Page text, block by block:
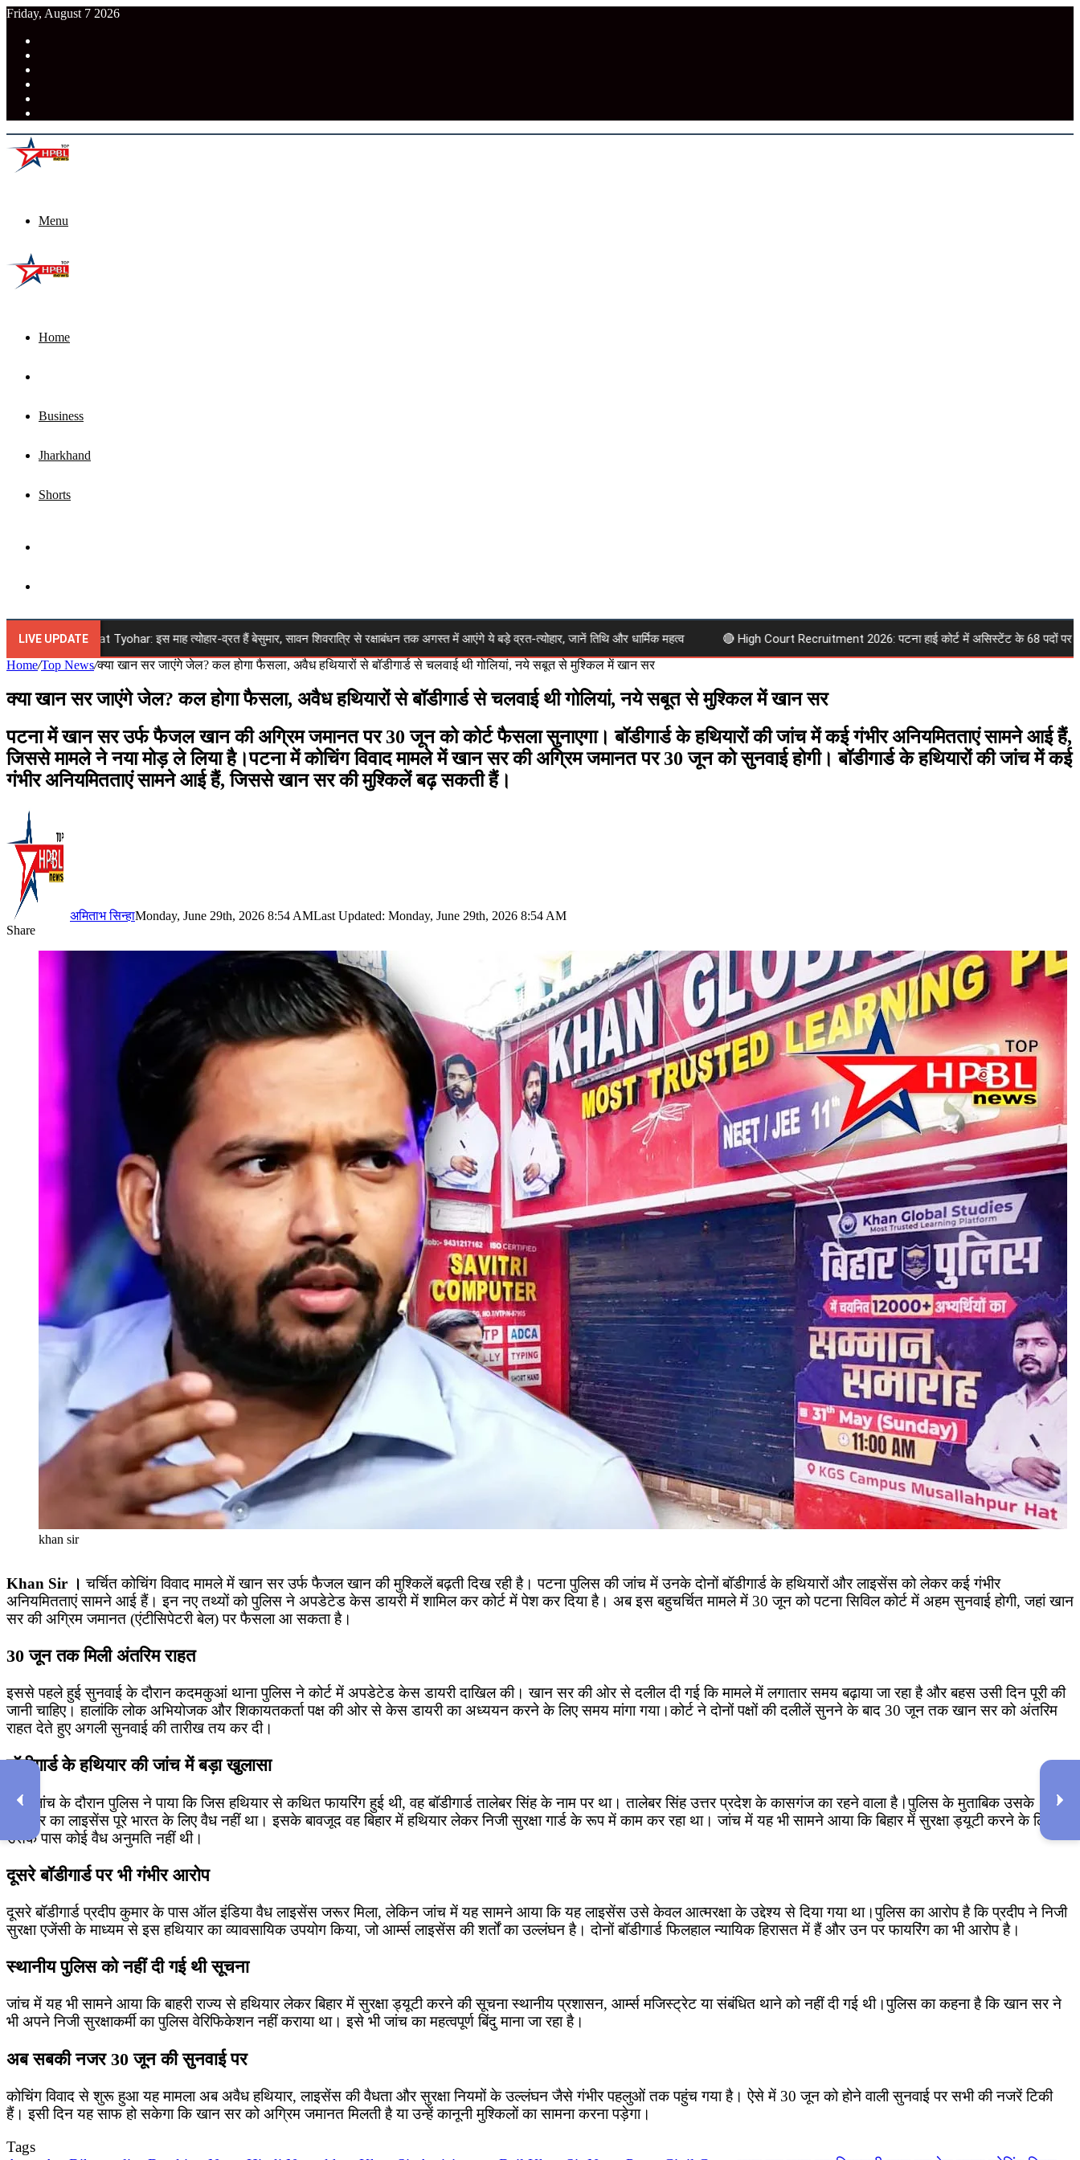
Friday, August 7 2026
Menu
Home
Business
Jharkhand
Shorts
for
LIVE UPDATE
2026 Vrat Tyohar: इस माह त्योहार-व्रत हैं बेसुमार, सावन शिवरात्रि से रक्षाबंधन तक अगस्त में आएंगे ये बड़े व्रत-त्योहार, जानें तिथि और धार्मिक महत्व 🔴 High Court Recruitment 2026: पटना हाई कोर्ट में असिस्टेंट के 68 पदों पर निकली
Home/Top News/क्या खान सर जाएंगे जेल? कल होगा फैसला, अवैध हथियारों से बॉडीगार्ड से चलवाई थी गोलियां, नये सबूत से मुश्किल में खान सर
क्या खान सर जाएंगे जेल? कल होगा फैसला, अवैध हथियारों से बॉडीगार्ड से चलवाई थी गोलियां, नये सबूत से मुश्किल में खान सर
पटना में खान सर उर्फ फैजल खान की अग्रिम जमानत पर 30 जून को कोर्ट फैसला सुनाएगा। बॉडीगार्ड के हथियारों की जांच में कई गंभीर अनियमितताएं सामने आई हैं,
जिससे मामले ने नया मोड़ ले लिया है।पटना में कोचिंग विवाद मामले में खान सर की अग्रिम जमानत पर 30 जून को सुनवाई होगी। बॉडीगार्ड के हथियारों की जांच में कई
गंभीर अनियमितताएं सामने आई हैं, जिससे खान सर की मुश्किलें बढ़ सकती हैं।
अमिताभ सिन्हाMonday, June 29th, 2026 8:54 AMLast Updated: Monday, June 29th, 2026 8:54 AM
Share
khan sir
Khan Sir । चर्चित कोचिंग विवाद मामले में खान सर उर्फ फैजल खान की मुश्किलें बढ़ती दिख रही है। पटना पुलिस की जांच में उनके दोनों बॉडीगार्ड के हथियारों और लाइसेंस को लेकर कई गंभीर
अनियमितताएं सामने आई हैं। इन नए तथ्यों को पुलिस ने अपडेटेड केस डायरी में शामिल कर कोर्ट में पेश कर दिया है। अब इस बहुचर्चित मामले में 30 जून को पटना सिविल कोर्ट में अहम सुनवाई होगी, जहां खान
सर की अग्रिम जमानत (एंटीसिपेटरी बेल) पर फैसला आ सकता है।
30 जून तक मिली अंतरिम राहत
इससे पहले हुई सुनवाई के दौरान कदमकुआं थाना पुलिस ने कोर्ट में अपडेटेड केस डायरी दाखिल की। खान सर की ओर से दलील दी गई कि मामले में लगातार समय बढ़ाया जा रहा है और बहस उसी दिन पूरी की
जानी चाहिए। हालांकि लोक अभियोजक और शिकायतकर्ता पक्ष की ओर से केस डायरी का अध्ययन करने के लिए समय मांगा गया।कोर्ट ने दोनों पक्षों की दलीलें सुनने के बाद 30 जून तक खान सर को अंतरिम
राहत देते हुए अगली सुनवाई की तारीख तय कर दी।
बॉडीगार्ड के हथियार की जांच में बड़ा खुलासा
वहीं, जांच के दौरान पुलिस ने पाया कि जिस हथियार से कथित फायरिंग हुई थी, वह बॉडीगार्ड तालेबर सिंह के नाम पर था। तालेबर सिंह उत्तर प्रदेश के कासगंज का रहने वाला है।पुलिस के मुताबिक उसके
हथियार का लाइसेंस पूरे भारत के लिए वैध नहीं था। इसके बावजूद वह बिहार में हथियार लेकर निजी सुरक्षा गार्ड के रूप में काम कर रहा था। जांच में यह भी सामने आया कि बिहार में सुरक्षा ड्यूटी करने के लिए
उसके पास कोई वैध अनुमति नहीं थी।
दूसरे बॉडीगार्ड पर भी गंभीर आरोप
दूसरे बॉडीगार्ड प्रदीप कुमार के पास ऑल इंडिया वैध लाइसेंस जरूर मिला, लेकिन जांच में यह सामने आया कि यह लाइसेंस उसे केवल आत्मरक्षा के उद्देश्य से दिया गया था।पुलिस का आरोप है कि प्रदीप ने निजी
सुरक्षा एजेंसी के माध्यम से इस हथियार का व्यावसायिक उपयोग किया, जो आर्म्स लाइसेंस की शर्तों का उल्लंघन है। दोनों बॉडीगार्ड फिलहाल न्यायिक हिरासत में हैं और उन पर फायरिंग का भी आरोप है।
स्थानीय पुलिस को नहीं दी गई थी सूचना
जांच में यह भी सामने आया कि बाहरी राज्य से हथियार लेकर बिहार में सुरक्षा ड्यूटी करने की सूचना स्थानीय प्रशासन, आर्म्स मजिस्ट्रेट या संबंधित थाने को नहीं दी गई थी।पुलिस का कहना है कि खान सर ने
भी अपने निजी सुरक्षाकर्मी का पुलिस वेरिफिकेशन नहीं कराया था। इसे भी जांच का महत्वपूर्ण बिंदु माना जा रहा है।
अब सबकी नजर 30 जून की सुनवाई पर
कोचिंग विवाद से शुरू हुआ यह मामला अब अवैध हथियार, लाइसेंस की वैधता और सुरक्षा नियमों के उल्लंघन जैसे गंभीर पहलुओं तक पहुंच गया है। ऐसे में 30 जून को होने वाली सुनवाई पर सभी की नजरें टिकी
हैं। इसी दिन यह साफ हो सकेगा कि खान सर को अग्रिम जमानत मिलती है या उन्हें कानूनी मुश्किलों का सामना करना पड़ेगा।
Tags